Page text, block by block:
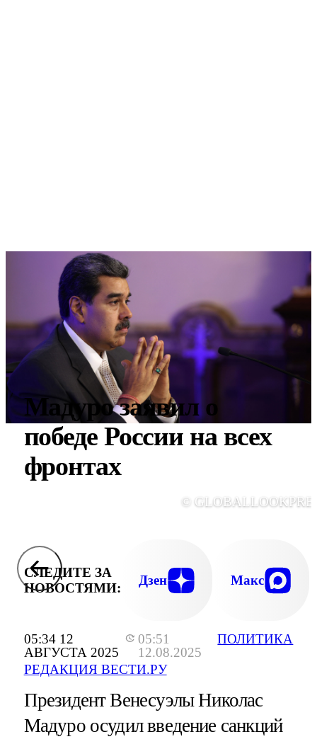
05:34 12
АВГУСТА 2025
05:51
12.08.2025
РЕДАКЦИЯ ВЕСТИ.РУ
ПОЛИТИКА
Мадуро заявил о
победе России на всех
фронтах
©
СЛЕДИТЕ ЗА
НОВОСТЯМИ:
Дзен Макс
Президент Венесуэлы Николас
Мадуро осудил введение санкций